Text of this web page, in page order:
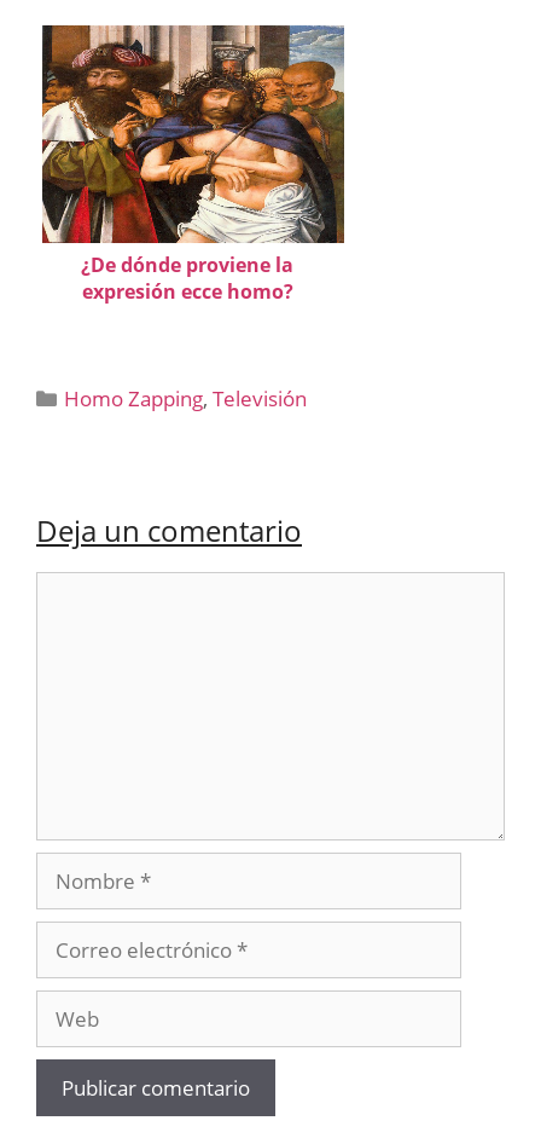
¿De dónde proviene la
expresión ecce homo?
Categorías
Homo Zapping,Televisión
Deja un comentario
electrónico